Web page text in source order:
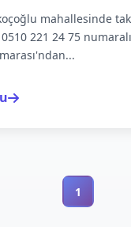
mahallesinde
221 24 75
1